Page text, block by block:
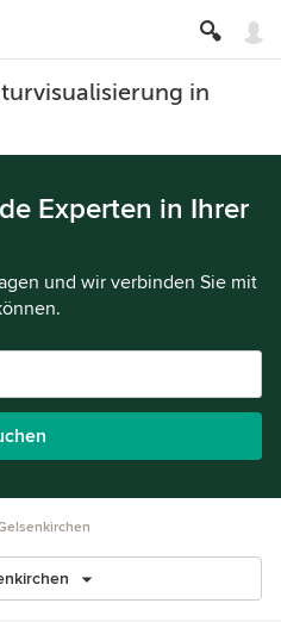
in
Experten in Ihrer
und wir verbinden Sie mit